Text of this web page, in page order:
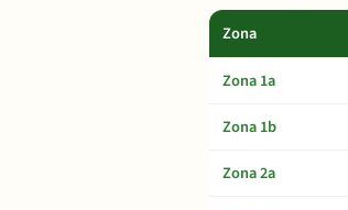
Zona
Zona 1a
Zona 1b
Zona 2a